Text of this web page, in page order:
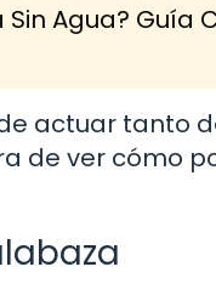
Agua? Guía
actuar tanto
de ver cómo